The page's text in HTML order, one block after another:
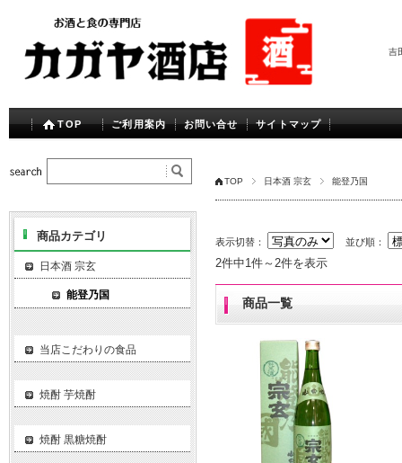
吉
TOP ご利用案内 お問い合せ サイトマップ
TOP 日本酒 宗玄 能登乃国
表示切替： 並び順：
2件中1件～2件を表示
商品一覧
商品カテゴリ
日本酒 宗玄
能登乃国
当店こだわりの食品
焼酎 芋焼酎
焼酎 黒糖焼酎